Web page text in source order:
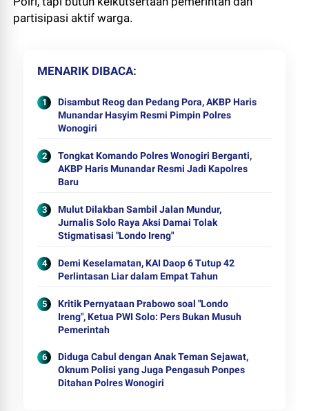
partisipasi aktif warga.
MENARIK DIBACA
Disambut Reog dan Pedang Pora, AKBP Haris
Munandar Hasyim Resmi Pimpin Polres
Wonogiri
Tongkat Komando Polres Wonogiri Berganti,
AKBP Haris Munandar Resmi Jadi Kapolres
Baru
Mulut Dilakban Sambil Jalan Mundur,
Jurnalis Solo Raya Aksi Damai Tolak
Stigmatisasi "Londo Ireng"
Demi Keselamatan, KAI Daop 6 Tutup 42
Perlintasan Liar dalam Empat Tahun
Kritik Pernyataan Prabowo soal "Londo
Ireng", Ketua PWI Solo: Pers Bukan Musuh
Pemerintah
Diduga Cabul dengan Anak Teman Sejawat,
Oknum Polisi yang Juga Pengasuh Ponpes
Ditahan Polres Wonogiri